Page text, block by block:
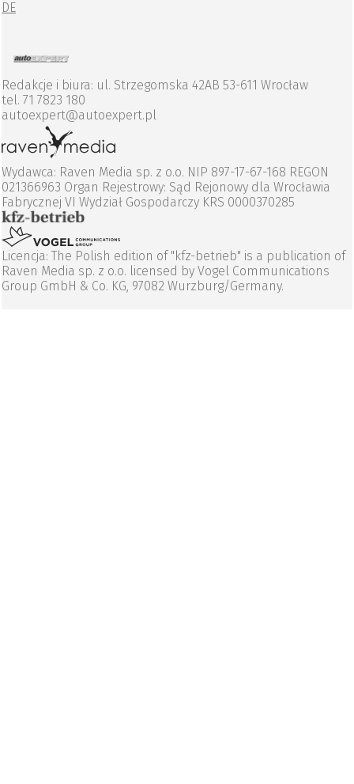
DE
Redakcje i biura: ul. Strzegomska 42AB 53-611 Wrocław
tel. 71 7823 180
autoexpert@autoexpert.pl
Wydawca: Raven Media sp. z o.o. NIP 897-17-67-168 REGON
021366963 Organ Rejestrowy: Sąd Rejonowy dla Wrocławia
Fabrycznej VI Wydział Gospodarczy KRS 0000370285
Licencja: The Polish edition of "kfz-betrieb" is a publication of
Raven Media sp. z o.o. licensed by Vogel Communications
Group GmbH & Co. KG, 97082 Wurzburg/Germany.